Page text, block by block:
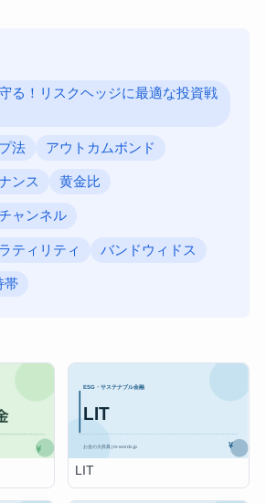
る！リスクヘッジに最適な投資戦
法 アウトカムボンド
ンス 黄金比
ャンネル
ティリティ バンドウィドス
帯
LIT